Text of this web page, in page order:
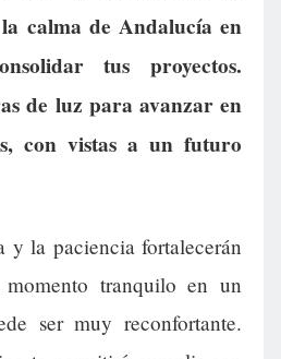
calma de Andalucía en
tus proyectos.
de luz para avanzar en
con vistas a un futuro
y la paciencia fortalecerán
tranquilo en un
ser muy reconfortante.